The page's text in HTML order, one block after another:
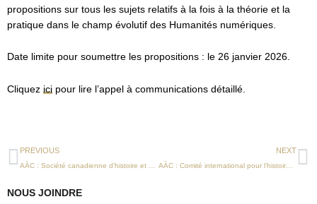
propositions sur tous les sujets relatifs à la fois à la théorie et la
pratique dans le champ évolutif des Humanités numériques.
Date limite pour soumettre les propositions : le 26 janvier 2026.
Cliquez ici pour lire l’appel à communications détaillé.
Précédent
PREVIOUS
AÀC : Société canadienne d’histoire et de philosophie des sciences
NEXT
AÀC : Comité international pour l’histoire de la technologie
NOUS JOINDRE